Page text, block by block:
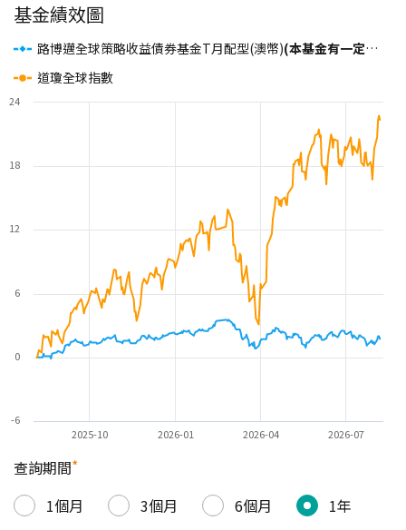
基金績效圖
路博邁全球策略收益債券基金T月配型(澳幣)(本基金有一定比重得投資於非投資等級之高風險債券且配息來源可能為本金)
道瓊全球指數
2025-10 2026-01 2026-04 2026-07
-6
0
6
12
18
24
查詢期間*
1個月
3個月 6個月
1年